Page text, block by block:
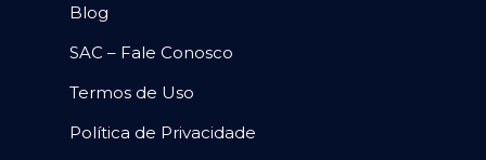
Blog
SAC – Fale Conosco
Termos de Uso
Política de Privacidade